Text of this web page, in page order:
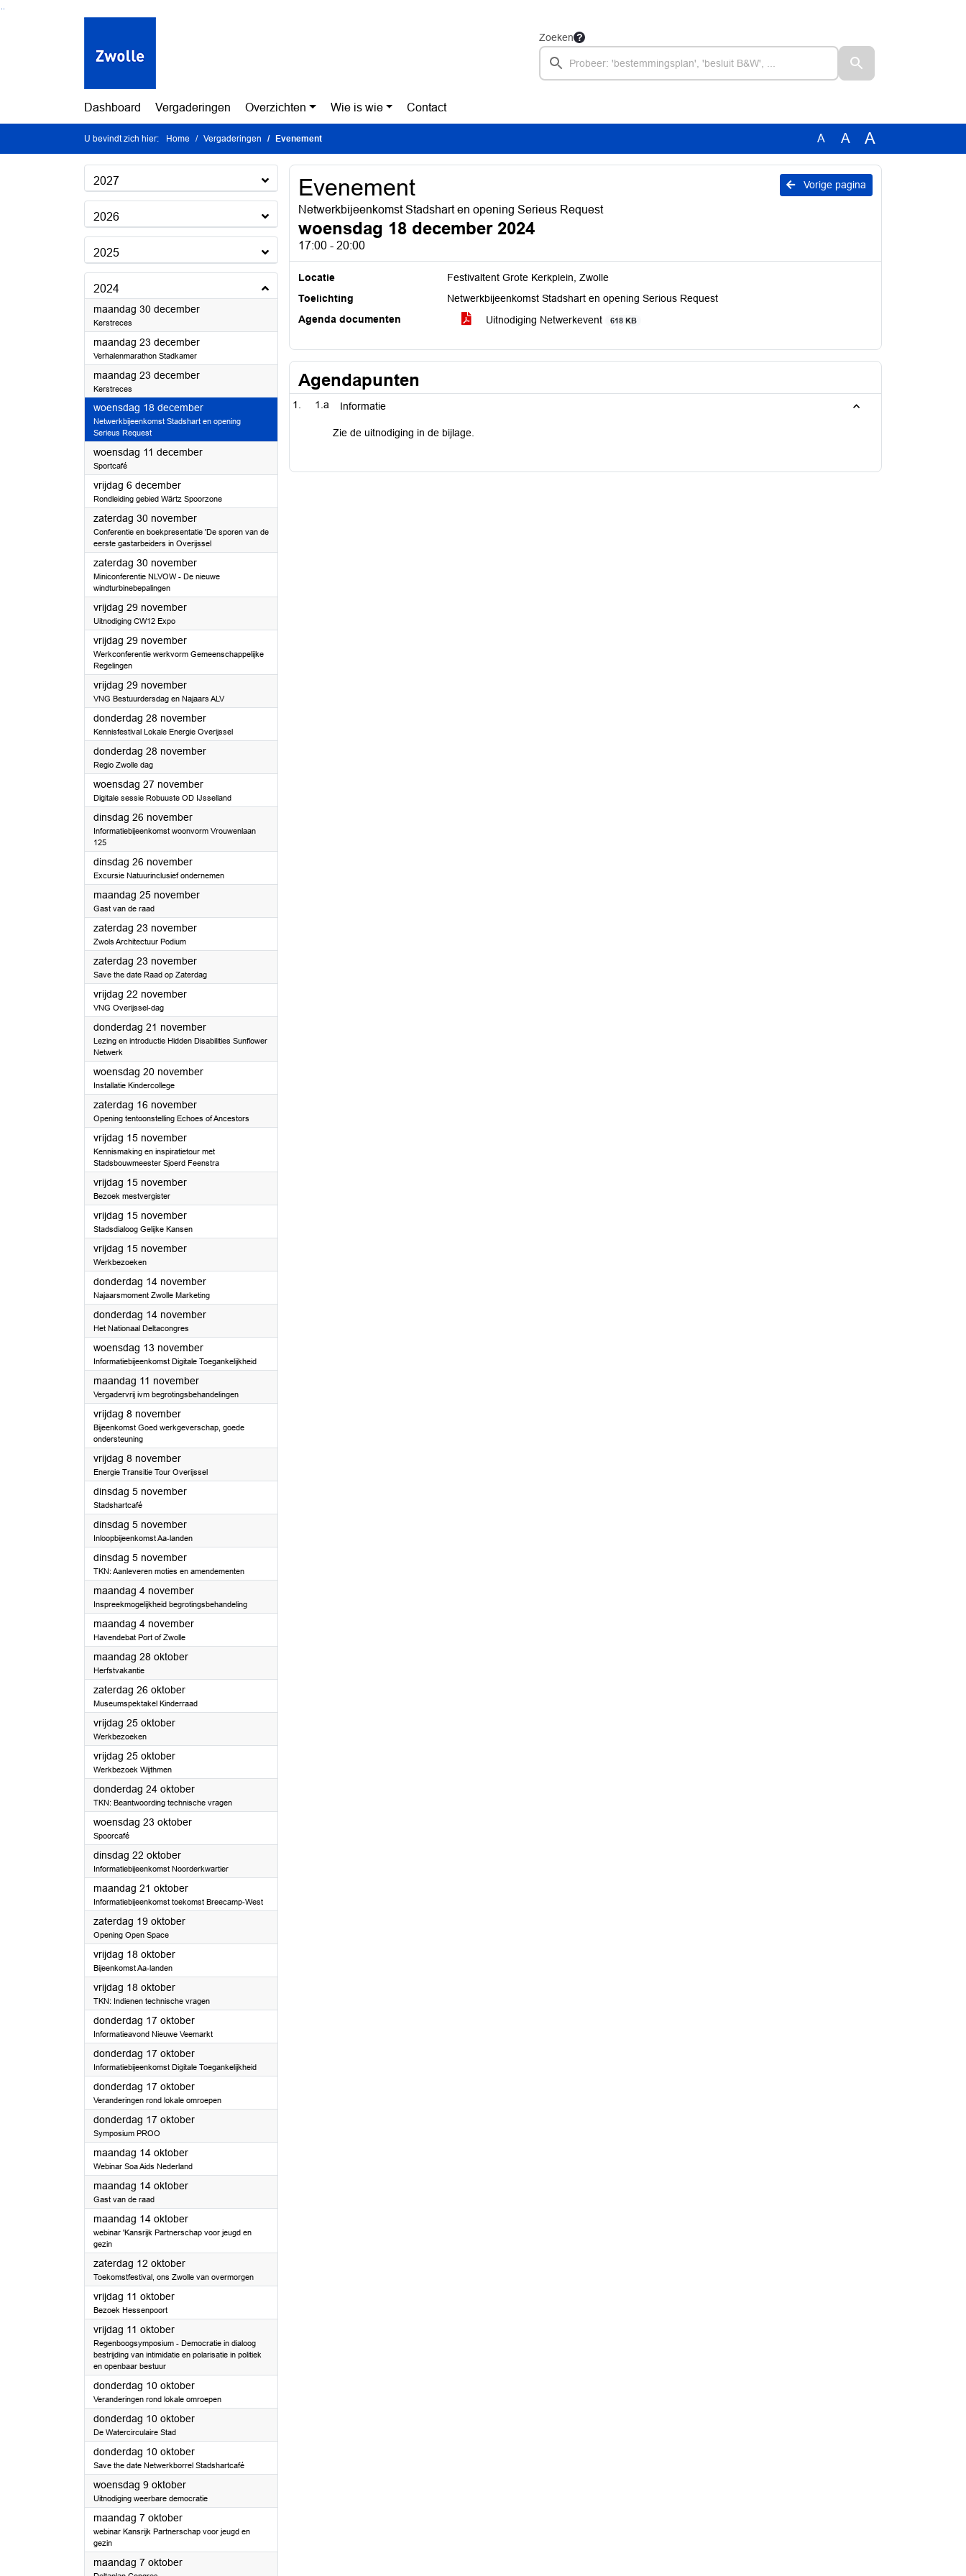
Ga naar de inhoud van deze pagina
Ga naar het zoeken
Ga naar het menu
Zoeken
Dashboard Vergaderingen Overzichten Wie is wie Contact
U bevindt zich hier: Home Vergaderingen Evenement A A A
2027
2026
2025
2024
maandag 30 december2024
Kerstreces
maandag 23 december2024
Verhalenmarathon Stadkamer
maandag 23 december2024
Kerstreces
woensdag 18 december2024
Netwerkbijeenkomst Stadshart en opening
Serieus Request
woensdag 11 december2024
Sportcafé
vrijdag 6 december2024
Rondleiding gebied Wärtz Spoorzone
zaterdag 30 november2024
Conferentie en boekpresentatie 'De sporen van de
eerste gastarbeiders in Overijssel
zaterdag 30 november2024
Miniconferentie NLVOW - De nieuwe
windturbinebepalingen
vrijdag 29 november2024
Uitnodiging CW12 Expo
vrijdag 29 november2024
Werkconferentie werkvorm Gemeenschappelijke
Regelingen
vrijdag 29 november2024
VNG Bestuurdersdag en Najaars ALV
donderdag 28 november2024
Kennisfestival Lokale Energie Overijssel
donderdag 28 november2024
Regio Zwolle dag
woensdag 27 november2024
Digitale sessie Robuuste OD IJsselland
dinsdag 26 november2024
Informatiebijeenkomst woonvorm Vrouwenlaan
125
dinsdag 26 november2024
Excursie Natuurinclusief ondernemen
maandag 25 november2024
Gast van de raad
zaterdag 23 november2024
Zwols Architectuur Podium
zaterdag 23 november2024
Save the date Raad op Zaterdag
vrijdag 22 november2024
VNG Overijssel-dag
donderdag 21 november2024
Lezing en introductie Hidden Disabilities Sunflower
Netwerk
woensdag 20 november2024
Installatie Kindercollege
zaterdag 16 november2024
Opening tentoonstelling Echoes of Ancestors
vrijdag 15 november2024
Kennismaking en inspiratietour met
Stadsbouwmeester Sjoerd Feenstra
vrijdag 15 november2024
Bezoek mestvergister
vrijdag 15 november2024
Stadsdialoog Gelijke Kansen
vrijdag 15 november2024
Werkbezoeken
donderdag 14 november2024
Najaarsmoment Zwolle Marketing
donderdag 14 november2024
Het Nationaal Deltacongres
woensdag 13 november2024
Informatiebijeenkomst Digitale Toegankelijkheid
maandag 11 november2024
Vergadervrij ivm begrotingsbehandelingen
vrijdag 8 november2024
Bijeenkomst Goed werkgeverschap, goede
ondersteuning
vrijdag 8 november2024
Energie Transitie Tour Overijssel
dinsdag 5 november2024
Stadshartcafé
dinsdag 5 november2024
Inloopbijeenkomst Aa-landen
dinsdag 5 november2024
TKN: Aanleveren moties en amendementen
maandag 4 november2024
Inspreekmogelijkheid begrotingsbehandeling
maandag 4 november2024
Havendebat Port of Zwolle
maandag 28 oktober2024
Herfstvakantie
zaterdag 26 oktober2024
Museumspektakel Kinderraad
vrijdag 25 oktober2024
Werkbezoeken
vrijdag 25 oktober2024
Werkbezoek Wijthmen
donderdag 24 oktober2024
TKN: Beantwoording technische vragen
woensdag 23 oktober2024
Spoorcafé
dinsdag 22 oktober2024
Informatiebijeenkomst Noorderkwartier
maandag 21 oktober2024
Informatiebijeenkomst toekomst Breecamp-West
zaterdag 19 oktober2024
Opening Open Space
vrijdag 18 oktober2024
Bijeenkomst Aa-landen
vrijdag 18 oktober2024
TKN: Indienen technische vragen
donderdag 17 oktober2024
Informatieavond Nieuwe Veemarkt
donderdag 17 oktober2024
Informatiebijeenkomst Digitale Toegankelijkheid
donderdag 17 oktober2024
Veranderingen rond lokale omroepen
donderdag 17 oktober2024
Symposium PROO
maandag 14 oktober2024
Webinar Soa Aids Nederland
maandag 14 oktober2024
Gast van de raad
maandag 14 oktober2024
webinar 'Kansrijk Partnerschap voor jeugd en
gezin
zaterdag 12 oktober2024
Toekomstfestival, ons Zwolle van overmorgen
vrijdag 11 oktober2024
Bezoek Hessenpoort
vrijdag 11 oktober2024
Regenboogsymposium - Democratie in dialoog
bestrijding van intimidatie en polarisatie in politiek
en openbaar bestuur
donderdag 10 oktober2024
Veranderingen rond lokale omroepen
donderdag 10 oktober2024
De Watercirculaire Stad
donderdag 10 oktober2024
Save the date Netwerkborrel Stadshartcafé
woensdag 9 oktober2024
Uitnodiging weerbare democratie
maandag 7 oktober2024
webinar Kansrijk Partnerschap voor jeugd en
gezin
maandag 7 oktober2024
Vorige pagina
Evenement
Netwerkbijeenkomst Stadshart en opening Serieus Request
woensdag 18 december 2024
17:00 - 20:00
Locatie
Festivaltent Grote Kerkplein, Zwolle
Toelichting
Netwerkbijeenkomst Stadshart en opening Serious Request
Agenda documenten
Uitnodiging Netwerkevent 618 KB
Agendapunten
1.a Informatie
Zie de uitnodiging in de bijlage.